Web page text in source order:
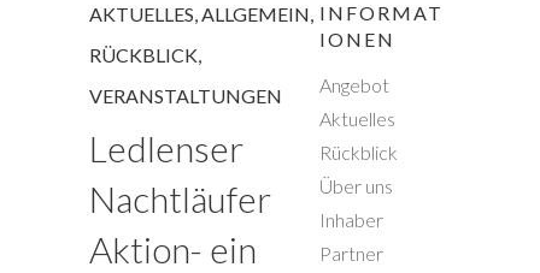
AKTUELLES,ALLGEMEIN,
RÜCKBLICK,
VERANSTALTUNGEN
Ledlenser
Nachtläufer
Aktion- ein
INFORMAT
IONEN
Angebot
Aktuelles
Rückblick
Über uns
Inhaber
Partner